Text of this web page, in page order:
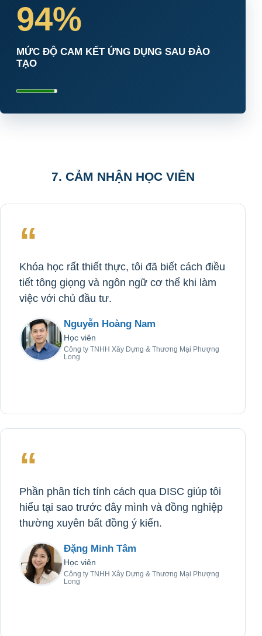
94%
MỨC ĐỘ CAM KẾT ỨNG DỤNG SAU ĐÀO
TẠO
7. CẢM NHẬN HỌC VIÊN
“
Khóa học rất thiết thực, tôi đã biết cách điều
tiết tông giọng và ngôn ngữ cơ thể khi làm
việc với chủ đầu tư.
Nguyễn Hoàng Nam
Học viên
Công ty TNHH Xây Dựng & Thương Mại Phượng
Long
“
Phần phân tích tính cách qua DISC giúp tôi
hiểu tại sao trước đây mình và đồng nghiệp
thường xuyên bất đồng ý kiến.
Đặng Minh Tâm
Học viên
Công ty TNHH Xây Dựng & Thương Mại Phượng
Long